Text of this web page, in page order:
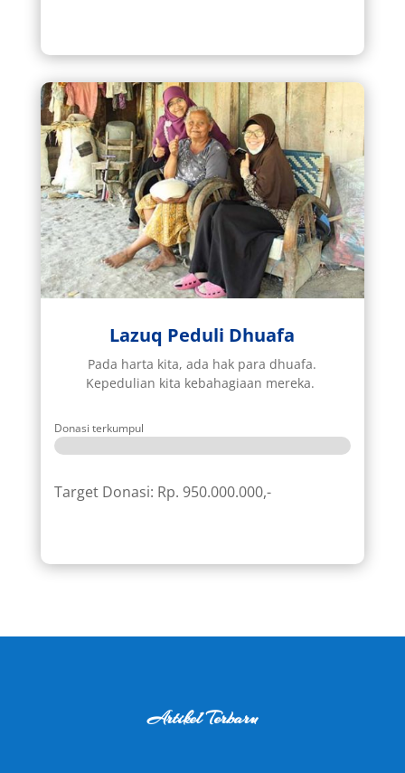
Lazuq Peduli Dhuafa
Pada harta kita, ada hak para dhuafa.
Kepedulian kita kebahagiaan mereka.
Donasi terkumpul
Target Donasi: Rp. 950.000.000,-
Artikel Terbaru